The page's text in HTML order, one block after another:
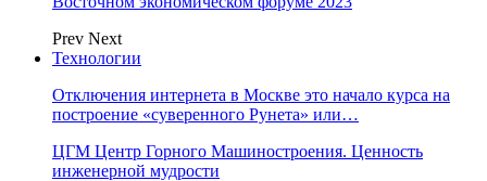
Prev Next
Технологии
Отключения интернета в Москве это начало курса на
построение «суверенного Рунета» или…
ЦГМ Центр Горного Машиностроения. Ценность
инженерной мудрости